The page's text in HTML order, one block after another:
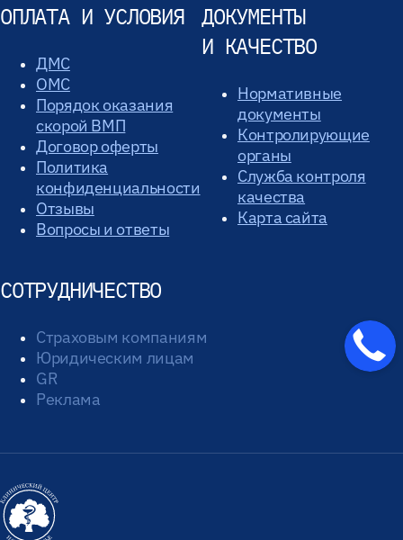
ОПЛАТА И УСЛОВИЯ
ДМС
ОМС
Порядок оказания
скорой ВМП
Договор оферты
Политика
конфиденциальности
Отзывы
Вопросы и ответы
ДОКУМЕНТЫ
И КАЧЕСТВО
Нормативные
документы
Контролирующие
органы
Служба контроля
качества
Карта сайта
СОТРУДНИЧЕСТВО
Страховым компаниям
Юридическим лицам
GR
Реклама